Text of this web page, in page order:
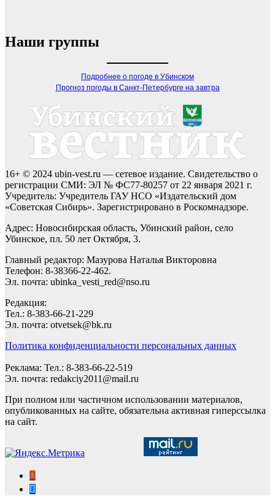
Наши группы
Подробнее о погоде в Убинском
Прогноз погоды в Санкт-Петербурге на завтра
16+ © 2024 ubin-vest.ru — сетевое издание. Свидетельство о
регистрации СМИ: ЭЛ № ФС77-80257 от 22 января 2021 г.
Учредитель: Учредитель ГАУ НСО «Издательский дом
«Советская Сибирь». Зарегистрировано в Роскомнадзоре.
Адрес: Новосибирская область, Убинский район, село
Убинское, пл. 50 лет Октября, 3.
Главный редактор: Мазурова Наталья Викторовна
Телефон: 8-38366-22-462.
Эл. почта: ubinka_vesti_red@nso.ru
Редакция:
Тел.: 8-383-66-21-229
Эл. почта: otvetsek@bk.ru
Политика конфиденциальности персональных данных
Реклама: Тел.: 8-383-66-22-519
Эл. почта: redakciy2011@mail.ru
При полном или частичном использовании материалов,
опубликованных на сайте, обязательна активная гиперссылка
на сайт.